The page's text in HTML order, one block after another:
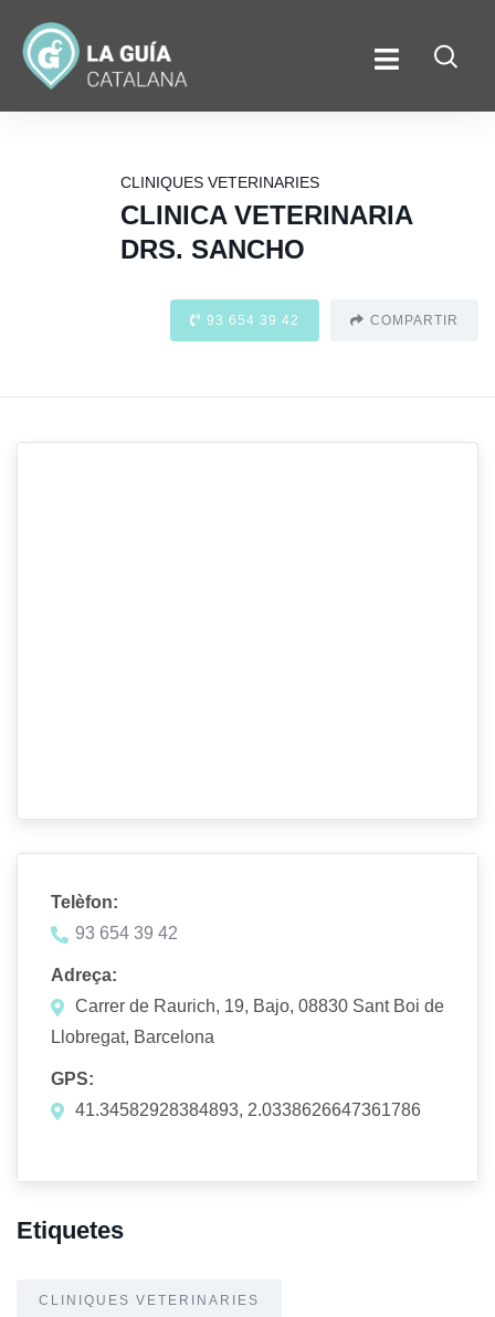
CLINIQUES VETERINARIES
CLINICA VETERINARIA
DRS. SANCHO
93 654 39 42 COMPARTIR
Telèfon:
93 654 39 42
Adreça:
Carrer de Raurich, 19, Bajo, 08830 Sant Boi de
Llobregat, Barcelona
GPS:
41.34582928384893, 2.0338626647361786
Etiquetes
CLINIQUES VETERINARIES